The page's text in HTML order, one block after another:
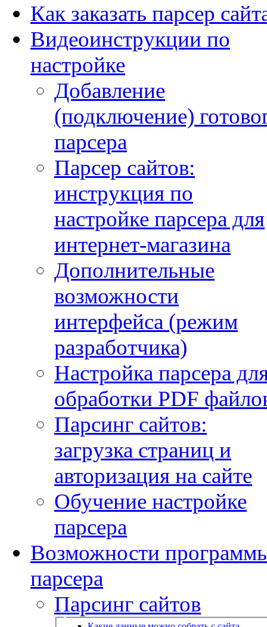
Как заказать парсер
Видеоинструкции по
настройке
Добавление
(подключение)
парсера
Парсер сайтов:
инструкция по
настройке парсера для
интернет-магазина
Дополнительные
возможности
интерфейса (режим
разработчика)
Настройка парсера
обработки PDF
Парсинг сайтов:
загрузка страниц и
авторизация на сайте
Обучение настройке
парсера
Возможности
парсера
Парсинг сайтов